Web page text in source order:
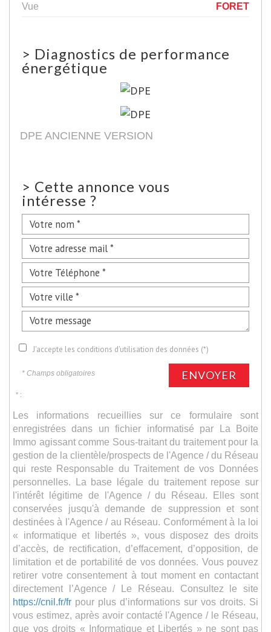
Vue
FORET
> Diagnostics de performance
énergétique
DPE ANCIENNE VERSION
> Cette annonce vous
intéresse ?
J'accepte les conditions d'utilisation des données (*)
* Champs obligatoires ENVOYER
* :
Les informations recueillies sur ce formulaire sont
enregistrées dans un fichier informatisé par La Boite
Immo agissant comme Sous-traitant du traitement pour la
gestion de la clientèle/prospects de l'Agence / du Réseau
qui reste Responsable du Traitement de vos Données
personnelles. La base légale du traitement repose sur
l'intérêt légitime de l'Agence / du Réseau. Elles sont
conservées jusqu'à demande de suppression et sont
destinées à l'Agence / au Réseau. Conformément à la loi
« informatique et libertés », vous disposez des droits
d’accès, de rectification, d’effacement, d’opposition, de
limitation et de portabilité de vos données. Vous pouvez
retirer votre consentement à tout moment en contactant
directement l’Agence / Le Réseau. Consultez le site
https://cnil.fr/fr pour plus d’informations sur vos droits. Si
vous estimez, après avoir contacté l'Agence / le Réseau,
que vos droits « Informatique et Libertés » ne sont pas